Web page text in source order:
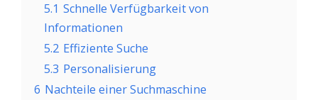
5.1 Schnelle Verfügbarkeit von
Informationen
5.2 Effiziente Suche
5.3 Personalisierung
6 Nachteile einer Suchmaschine